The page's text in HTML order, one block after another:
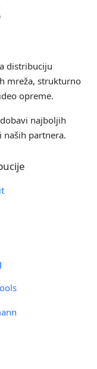
distribuciju
mreža, strukturno
opreme.
najboljih
naših partnera.